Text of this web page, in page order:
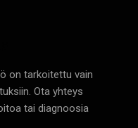
on tarkoitettu vain
Ota yhteys
tai diagnoosia